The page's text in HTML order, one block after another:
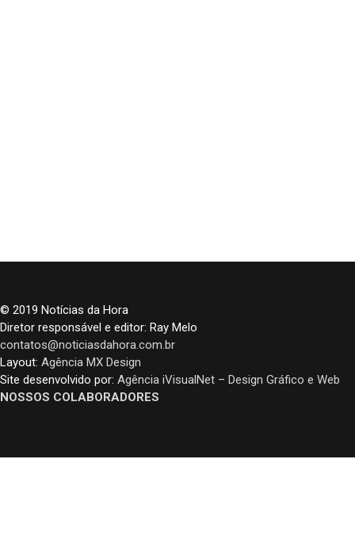
© 2019 Notícias da Hora
Diretor responsável e editor: Ray Melo
contatos@noticiasdahora.com.br
Layout: Agência MX Design
Site desenvolvido por: Agência iVisualNet – Design Gráfico e Web
NOSSOS COLABORADORES